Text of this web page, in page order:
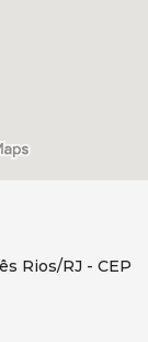
Rios/RJ - CEP